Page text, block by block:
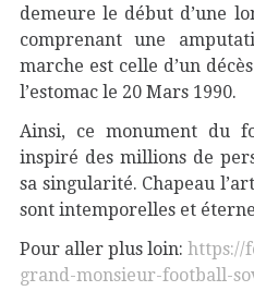
demeure le début d’une
comprenant une
marche est celle d’un
l’estomac le 20 Mars 1990.
Ainsi, ce monument du
inspiré des millions de
sa singularité. Chapeau
sont intemporelles et
Pour aller plus loin: https://
grand-monsieur-football-